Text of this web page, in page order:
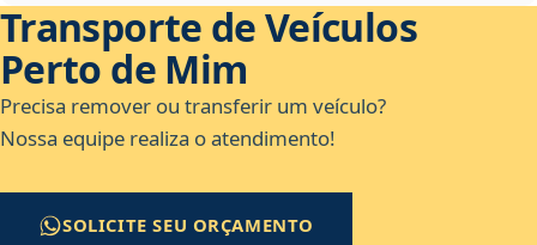
Transporte de Veículos
Perto de Mim
Precisa remover ou transferir um veículo?
Nossa equipe realiza o atendimento!
SOLICITE SEU ORÇAMENTO